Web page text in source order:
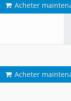
Acheter
Acheter